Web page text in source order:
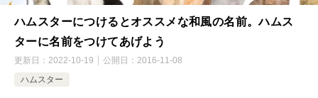
ハムスターにつけるとオススメな和風の名前。ハムス
ターに名前をつけてあげよう
更新日： 2022-10-19 公開日： 2016-11-08
ハムスター